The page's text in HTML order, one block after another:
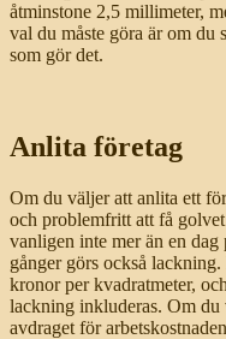
åtminstone 2,5 millimeter,
val du måste göra är om du
som gör det.
Anlita företag
Om du väljer att anlita ett
och problemfritt att få
vanligen inte mer än en
gånger görs också
kronor per kvadratmeter,
lackning inkluderas. Om
avdraget för